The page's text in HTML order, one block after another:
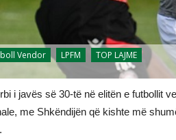
Vendor LPFM TOP LAJME
i javës së 30-të në elitën e futbollit
me Shkëndijën që kishte më